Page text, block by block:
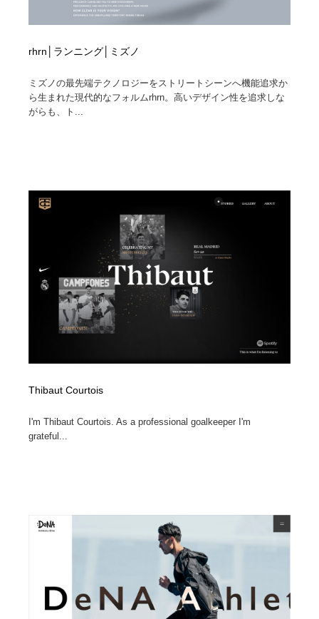
rhrn│ランニング│ミズノ
ミズノの最先端テクノロジーをストリートシーンへ機能追求か
ら生まれた現代的なフォルムrhrn。高いデザイン性を追求しな
がらも、ト...
Thibaut Courtois
I'm Thibaut Courtois. As a professional goalkeeper I'm
grateful...